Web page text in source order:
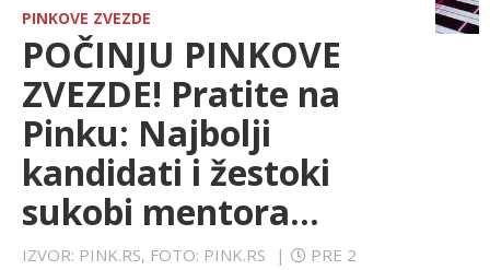
HRONIKA
PINKOVE ZVEZDE
ODEON
SPORT
LIFESTYLE
PINKOVE ZVEZDE
POČINJU PINKOVE
ZVEZDE! Pratite na
Pinku: Najbolji
kandidati i žestoki
sukobi mentora...
IZVOR: PINK.RS, FOTO: PINK.RS |
PRE 2